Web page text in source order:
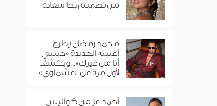
من تصميم نجا سعادة
محمد رمضان يطرح
أغنيته الجديدة «حبيبي
أنا من غيرك».. ويكشف
لأول مرة عن «عشماوي»
أحمد عز من كواليس